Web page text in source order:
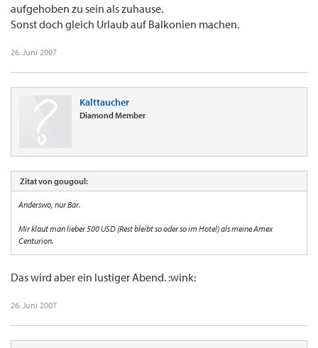
aufgehoben zu sein als zuhause.
Sonst doch gleich Urlaub auf Balkonien machen.
26. Juni 2007
Kalttaucher
Diamond Member
Zitat von gougoul:
Anderswo, nur Bar.
Mir klaut man lieber 500 USD (Rest bleibt so oder so im Hotel) als meine Amex
Centurion.
Das wird aber ein lustiger Abend. :wink:
26. Juni 2007